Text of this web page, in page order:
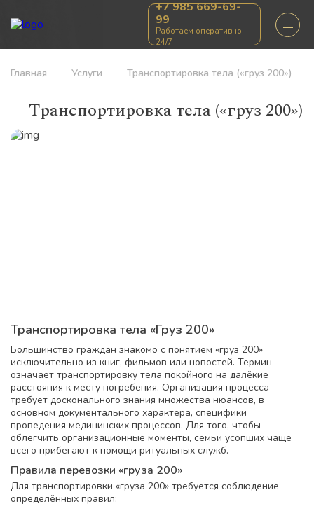
+7 985 669-69-
99
Работаем оперативно
24/7
Главная Услуги Транспортировка тела («груз 200»)
Транспортировка тела («груз 200»)
Транспортировка тела «Груз 200»
Большинство граждан знакомо с понятием «груз 200»
исключительно из книг, фильмов или новостей. Термин
означает транспортировку тела покойного на далёкие
расстояния к месту погребения. Организация процесса
требует досконального знания множества нюансов, в
основном документального характера, специфики
проведения медицинских процессов. Для того, чтобы
облегчить организационные моменты, семьи усопших чаще
всего прибегают к помощи ритуальных служб.
Правила перевозки «груза 200»
Для транспортировки «груза 200» требуется соблюдение
определённых правил: